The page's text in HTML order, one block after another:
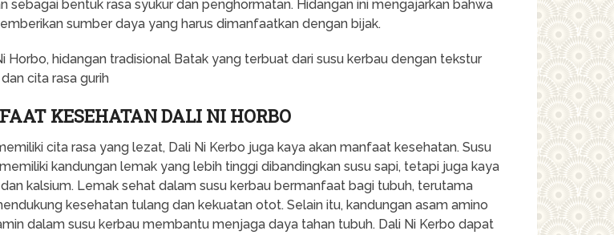
sebagai bentuk rasa syukur dan penghormatan. Hidangan ini mengajarkan bahwa
sumber daya yang harus dimanfaatkan dengan bijak.
KESEHATAN DALI NI HORBO
cita rasa yang lezat, Dali Ni Kerbo juga kaya akan manfaat kesehatan. Susu
kandungan lemak yang lebih tinggi dibandingkan susu sapi, tetapi juga kaya
kalsium. Lemak sehat dalam susu kerbau bermanfaat bagi tubuh, terutama
kesehatan tulang dan kekuatan otot. Selain itu, kandungan asam amino
dalam susu kerbau membantu menjaga daya tahan tubuh. Dali Ni Kerbo dapat